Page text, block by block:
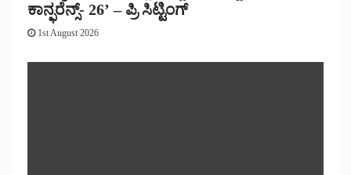
ಕಾನ್ಫರೆನ್ಸ್- 26’ – ಪ್ರಿ ಸಿಟ್ಟಿಂಗ್
1st August 2026